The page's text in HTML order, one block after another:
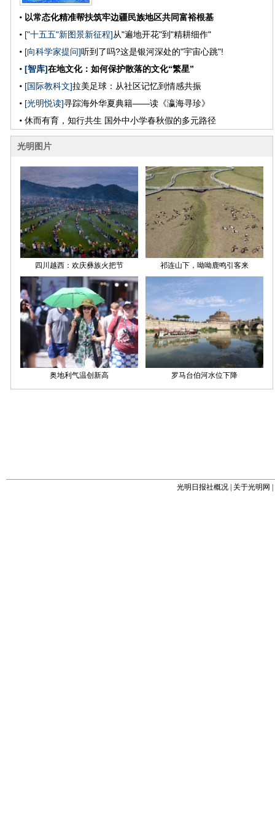
光明日报社概况 关于光明网